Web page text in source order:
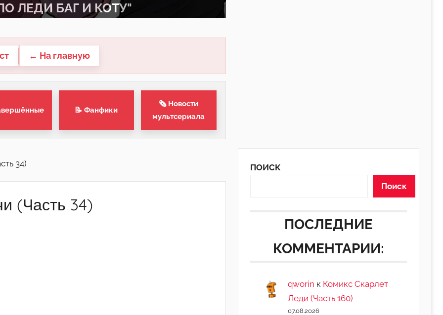
ЛЕДИ БАГ И КОТУ"
← На главную
📝 Фанфики
🗞 Новости
мультсериала
34)
(Часть 34)
ПОИСК
Поиск
ПОСЛЕДНИЕ
КОММЕНТАРИИ:
qworin к Комикс Скарлет
Леди (Часть 160)
07.08.2026